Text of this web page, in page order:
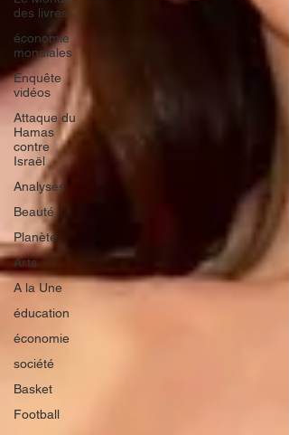
des livres
économie
mondiales
Enquête
vidéos
Attaque du
Hamas
contre
Israël
Analyses
Beauté
Planète
Arts
A la Une
éducation
économie
société
Basket
Football